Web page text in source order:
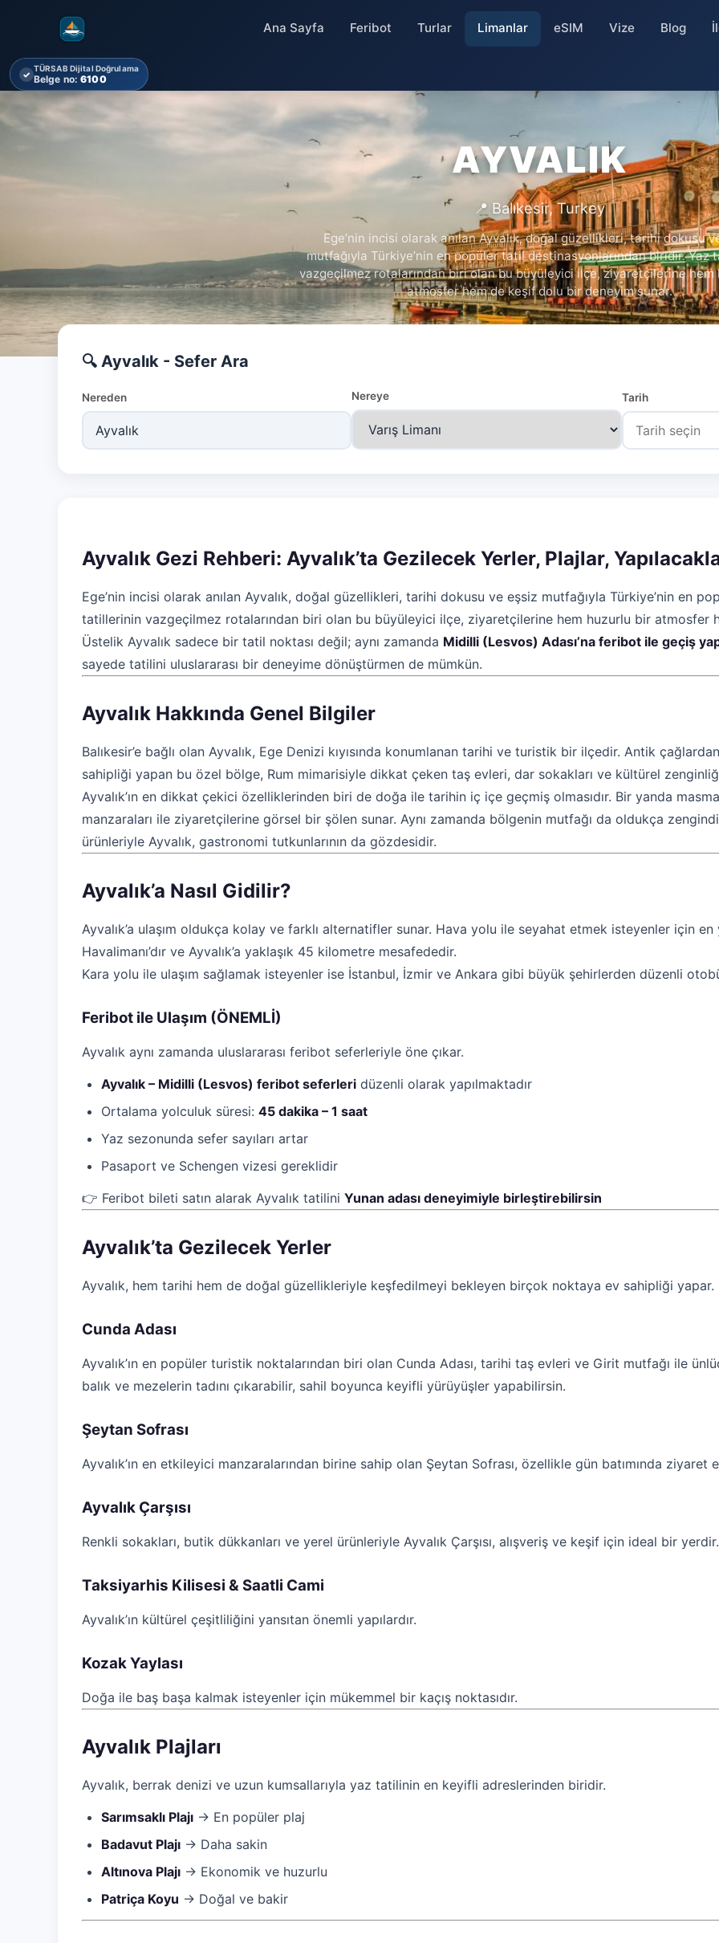
Ana Sayfa Feribot Turlar Limanlar eSIM Vize Blog
✓
TÜRSAB Dijital Doğrulama
Belge no: 6100
AYVALIK
📍 Balıkesir, Turkey
Ege’nin incisi olarak anılan Ayvalık, doğal güzellikleri, tarihi dokusu
mutfağıyla Türkiye’nin en popüler tatil destinasyonlarından biridir. Yaz
vazgeçilmez rotalarından biri olan bu büyüleyici ilçe, ziyaretçilerine hem
atmosfer hem de keşif dolu bir deneyim sunar.
🔍 Ayvalık - Sefer Ara
Nereden Nereye Tarih
Ayvalık Gezi Rehberi: Ayvalık’ta Gezilecek Yerler, Plajlar,
Ege’nin incisi olarak anılan Ayvalık, doğal güzellikleri, tarihi dokusu ve eşsiz mutfağıyla Türkiye’nin en
tatillerinin vazgeçilmez rotalarından biri olan bu büyüleyici ilçe, ziyaretçilerine hem huzurlu bir atmosfer
Üstelik Ayvalık sadece bir tatil noktası değil; aynı zamanda Midilli (Lesvos) Adası’na feribot ile geçiş
sayede tatilini uluslararası bir deneyime dönüştürmen de mümkün.
Ayvalık Hakkında Genel Bilgiler
Balıkesir’e bağlı olan Ayvalık, Ege Denizi kıyısında konumlanan tarihi ve turistik bir ilçedir. Antik
sahipliği yapan bu özel bölge, Rum mimarisiyle dikkat çeken taş evleri, dar sokakları ve kültürel
Ayvalık’ın en dikkat çekici özelliklerinden biri de doğa ile tarihin iç içe geçmiş olmasıdır. Bir yanda
manzaraları ile ziyaretçilerine görsel bir şölen sunar. Aynı zamanda bölgenin mutfağı da oldukça
ürünleriyle Ayvalık, gastronomi tutkunlarının da gözdesidir.
Ayvalık’a Nasıl Gidilir?
Ayvalık’a ulaşım oldukça kolay ve farklı alternatifler sunar. Hava yolu ile seyahat etmek isteyenler için en
Havalimanı’dır ve Ayvalık’a yaklaşık 45 kilometre mesafededir.
Kara yolu ile ulaşım sağlamak isteyenler ise İstanbul, İzmir ve Ankara gibi büyük şehirlerden düzenli
Feribot ile Ulaşım (ÖNEMLİ)
Ayvalık aynı zamanda uluslararası feribot seferleriyle öne çıkar.
Ayvalık – Midilli (Lesvos) feribot seferleri düzenli olarak yapılmaktadır
Ortalama yolculuk süresi: 45 dakika – 1 saat
Yaz sezonunda sefer sayıları artar
Pasaport ve Schengen vizesi gereklidir
👉 Feribot bileti satın alarak Ayvalık tatilini Yunan adası deneyimiyle birleştirebilirsin
Ayvalık’ta Gezilecek Yerler
Ayvalık, hem tarihi hem de doğal güzellikleriyle keşfedilmeyi bekleyen birçok noktaya ev sahipliği yapar.
Cunda Adası
Ayvalık’ın en popüler turistik noktalarından biri olan Cunda Adası, tarihi taş evleri ve Girit mutfağı ile
balık ve mezelerin tadını çıkarabilir, sahil boyunca keyifli yürüyüşler yapabilirsin.
Şeytan Sofrası
Ayvalık’ın en etkileyici manzaralarından birine sahip olan Şeytan Sofrası, özellikle gün batımında ziyaret
Ayvalık Çarşısı
Renkli sokakları, butik dükkanları ve yerel ürünleriyle Ayvalık Çarşısı, alışveriş ve keşif için ideal bir yerdir.
Taksiyarhis Kilisesi & Saatli Cami
Ayvalık’ın kültürel çeşitliliğini yansıtan önemli yapılardır.
Kozak Yaylası
Doğa ile baş başa kalmak isteyenler için mükemmel bir kaçış noktasıdır.
Ayvalık Plajları
Ayvalık, berrak denizi ve uzun kumsallarıyla yaz tatilinin en keyifli adreslerinden biridir.
Sarımsaklı Plajı → En popüler plaj
Badavut Plajı → Daha sakin
Altınova Plajı → Ekonomik ve huzurlu
Patriça Koyu → Doğal ve bakir